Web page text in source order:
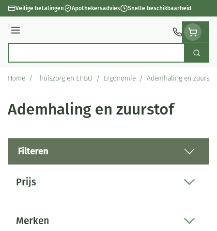
Ga naar de inhoud
Veilige betalingen Apothekersadvies Snelle beschikbaarheid
Menu
Zoek
Home / Thuiszorg en EHBO / Ergonomie / Ademhaling en
Ademhaling en zuurstof
Filteren
Prijs
Merken